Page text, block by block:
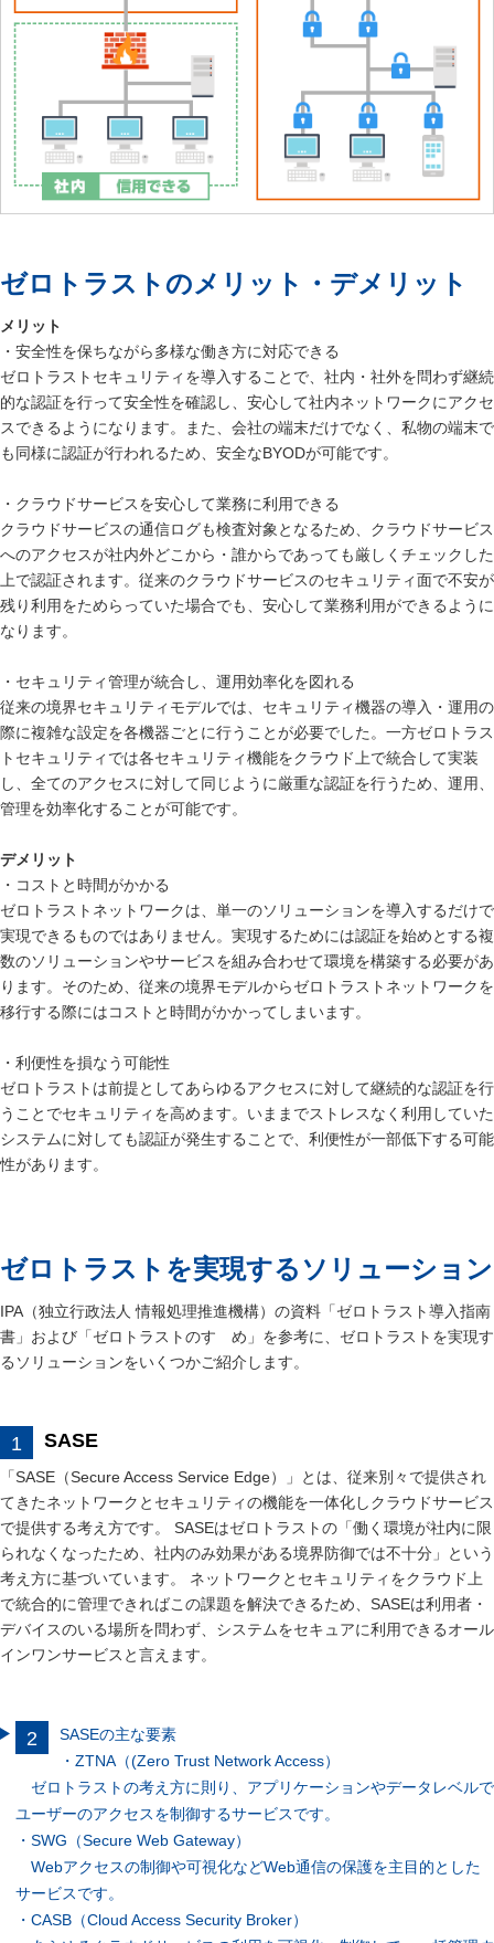
ゼロトラストのメリット・デメリット
メリット
・安全性を保ちながら多様な働き方に対応できる
ゼロトラストセキュリティを導入することで、社内・社外を問わず継続
的な認証を行って安全性を確認し、安心して社内ネットワークにアクセ
スできるようになります。また、会社の端末だけでなく、私物の端末で
も同様に認証が行われるため、安全なBYODが可能です。
・クラウドサービスを安心して業務に利用できる
クラウドサービスの通信ログも検査対象となるため、クラウドサービス
へのアクセスが社内外どこから・誰からであっても厳しくチェックした
上で認証されます。従来のクラウドサービスのセキュリティ面で不安が
残り利用をためらっていた場合でも、安心して業務利用ができるように
なります。
・セキュリティ管理が統合し、運用効率化を図れる
従来の境界セキュリティモデルでは、セキュリティ機器の導入・運用の
際に複雑な設定を各機器ごとに行うことが必要でした。一方ゼロトラス
トセキュリティでは各セキュリティ機能をクラウド上で統合して実装
し、全てのアクセスに対して同じように厳重な認証を行うため、運用、
管理を効率化することが可能です。
デメリット
・コストと時間がかかる
ゼロトラストネットワークは、単一のソリューションを導入するだけで
実現できるものではありません。実現するためには認証を始めとする複
数のソリューションやサービスを組み合わせて環境を構築する必要があ
ります。そのため、従来の境界モデルからゼロトラストネットワークを
移行する際にはコストと時間がかかってしまいます。
・利便性を損なう可能性
ゼロトラストは前提としてあらゆるアクセスに対して継続的な認証を行
うことでセキュリティを高めます。いままでストレスなく利用していた
システムに対しても認証が発生することで、利便性が一部低下する可能
性があります。
ゼロトラストを実現するソリューション
IPA（独立行政法人 情報処理推進機構）の資料「ゼロトラスト導入指南
書 」および「ゼロトラストのすゝめ 」を参考に、ゼロトラストを実現す
るソリューションをいくつかご紹介します。
SASE
「SASE（Secure Access Service Edge）」とは、従来別々で提供され
てきたネットワークとセキュリティの機能を一体化しクラウドサービス
で提供する考え方です。 SASEはゼロトラストの「働く環境が社内に限
られなくなったため、社内のみ効果がある境界防御では不十分」という
考え方に基づいています。 ネットワークとセキュリティをクラウド上
で統合的に管理できればこの課題を解決できるため、SASEは利用者・
デバイスのいる場所を問わず、システムをセキュアに利用できるオール
インワンサービスと言えます。
SASEの主な要素
・ZTNA（(Zero Trust Network Access）
ゼロトラストの考え方に則り、アプリケーションやデータレベルで
ユーザーのアクセスを制御するサービスです。
・SWG（Secure Web Gateway）
Webアクセスの制御や可視化などWeb通信の保護を主目的とした
サービスです。
・CASB（Cloud Access Security Broker）